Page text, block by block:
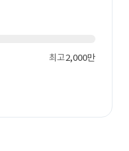
최고2,000만